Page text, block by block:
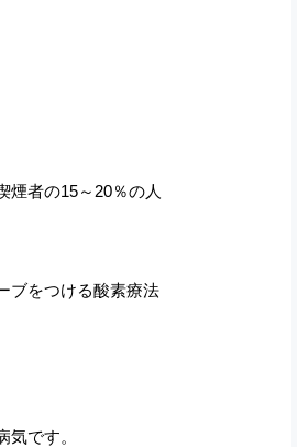
煙者の15～20％の人
ブをつける酸素療法
です。